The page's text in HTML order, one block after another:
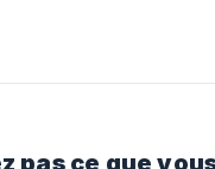
pas ce que